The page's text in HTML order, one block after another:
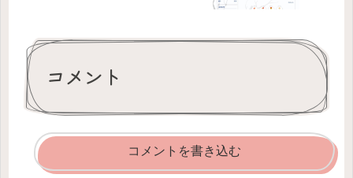
コメント
コメントを書き込む